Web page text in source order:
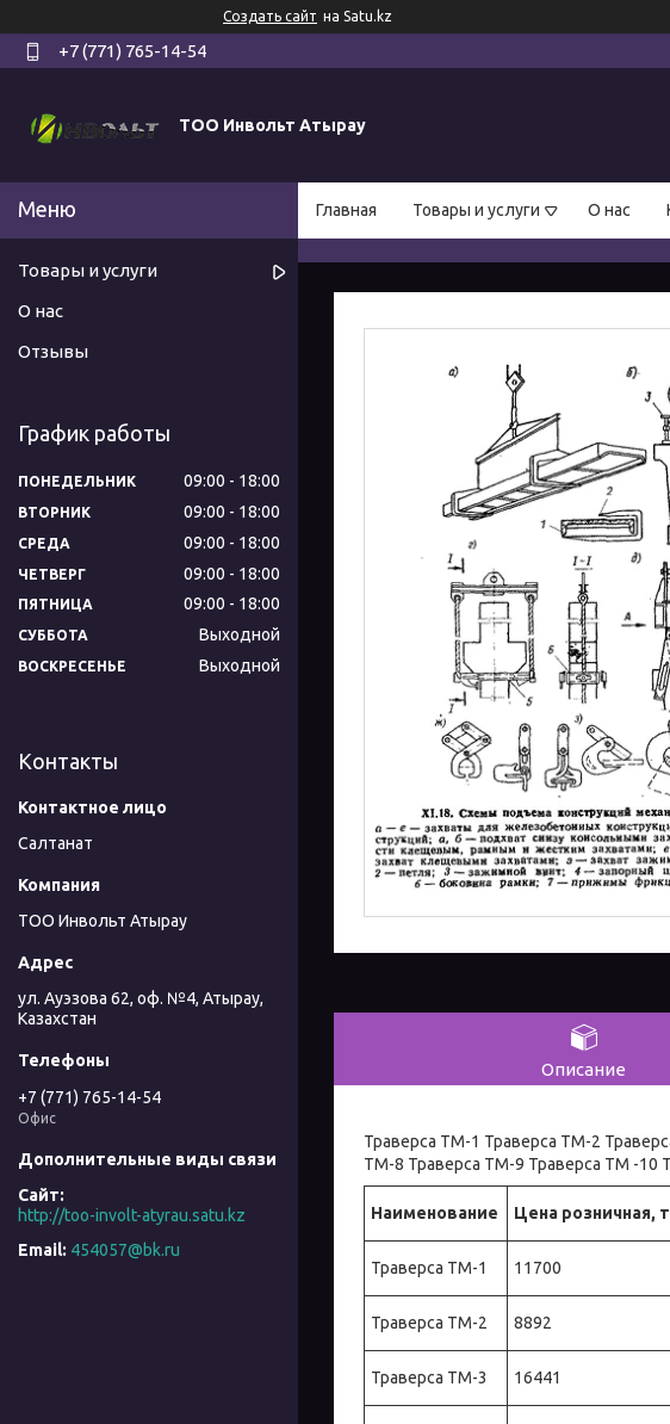
Создать сайт на Satu.kz
+7 (771) 765-14-54
ТОО Инвольт Атырау
Главная Товары и услуги О нас
Описание
Траверса ТМ-1 Траверса ТМ-2
ТМ-8 Траверса ТМ-9 Траверса ТМ -10
Наименование Цена
Траверса ТМ-1 11700
Траверса ТМ-2 8892
Траверса ТМ-3 16441
Товары и услуги
О нас
Отзывы
График работы
ПОНЕДЕЛЬНИК 09:00 18:00
ВТОРНИК 09:00 18:00
СРЕДА 09:00 18:00
ЧЕТВЕРГ 09:00 18:00
ПЯТНИЦА 09:00 18:00
СУББОТА Выходной
ВОСКРЕСЕНЬЕ Выходной
Контакты
Салтанат
ТОО Инвольт Атырау
ул. Ауэзова 62, оф. №4, Атырау,
Казахстан
+7 (771) 765-14-54
Офис
http://too-involt-atyrau.satu.kz
454057@bk.ru